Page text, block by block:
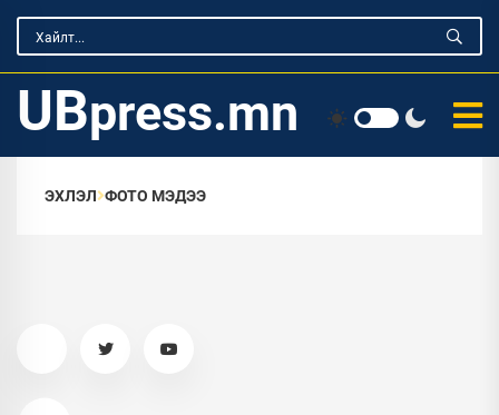
UBpress.mn
ЭХЛЭЛ ФОТО МЭДЭЭ